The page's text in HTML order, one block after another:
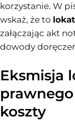
korzystanie. W
wskaż, że to
załączając akt
dowody
Eksmisja
koszty